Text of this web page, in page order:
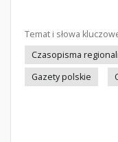
Temat i słowa
Czasopisma
Gazety polskie